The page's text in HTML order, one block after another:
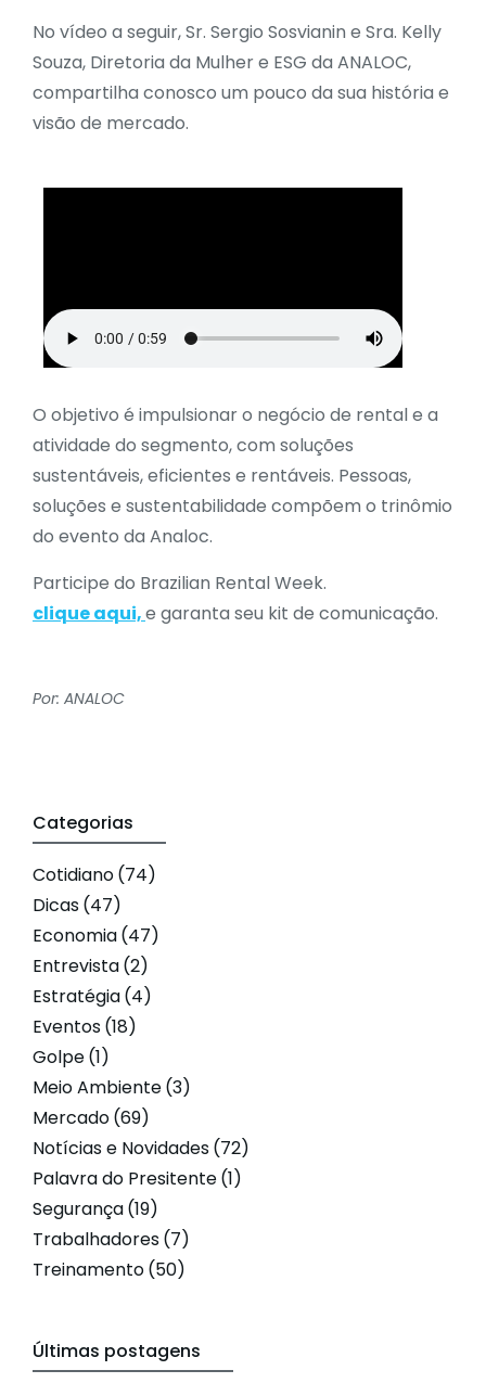
No vídeo a seguir, Sr. Sergio Sosvianin e Sra. Kelly
Souza, Diretoria da Mulher e ESG da ANALOC,
compartilha conosco um pouco da sua história e
visão de mercado.
O objetivo é impulsionar o negócio de rental e a
atividade do segmento, com soluções
sustentáveis, eficientes e rentáveis. Pessoas,
soluções e sustentabilidade compõem o trinômio
do evento da Analoc.
Participe do Brazilian Rental Week.
clique aqui,e garanta seu kit de comunicação.
Por: ANALOC
Categorias
Cotidiano(74)
Dicas(47)
Economia(47)
Entrevista(2)
Estratégia(4)
Eventos(18)
Golpe(1)
Meio Ambiente(3)
Mercado(69)
Notícias e Novidades(72)
Palavra do Presitente(1)
Segurança(19)
Trabalhadores(7)
Treinamento(50)
Últimas postagens